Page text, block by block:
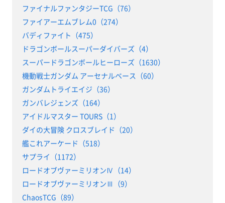
ファイナルファンタジーTCG（76）
ファイアーエムブレム0（274）
バディファイト（475）
ドラゴンボールスーパーダイバーズ（4）
スーパードラゴンボールヒーローズ（1630）
機動戦士ガンダム アーセナルベース（60）
ガンダムトライエイジ（36）
ガンバレジェンズ（164）
アイドルマスター TOURS（1）
ダイの大冒険 クロスブレイド（20）
艦これアーケード（518）
サプライ（1172）
ロードオブヴァーミリオンⅣ（14）
ロードオブヴァーミリオンⅢ（9）
ChaosTCG（89）